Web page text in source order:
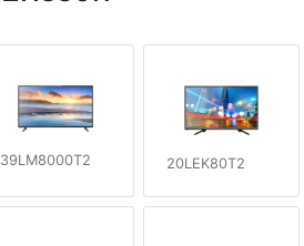
39LM8000T2 20LEK80T2